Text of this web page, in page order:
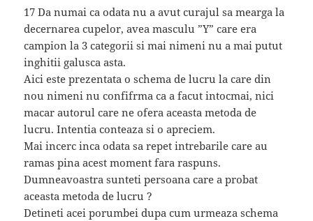
17 Da numai ca odata nu a avut curajul sa mearga la
decernarea cupelor, avea masculu ”Y” care era
campion la 3 categorii si mai nimeni nu a mai putut
inghitii galusca asta.
Aici este prezentata o schema de lucru la care din
nou nimeni nu confifrma ca a facut intocmai, nici
macar autorul care ne ofera aceasta metoda de
lucru. Intentia conteaza si o apreciem.
Mai incerc inca odata sa repet intrebarile care au
ramas pina acest moment fara raspuns.
Dumneavoastra sunteti persoana care a probat
aceasta metoda de lucru ?
Detineti acei porumbei dupa cum urmeaza schema